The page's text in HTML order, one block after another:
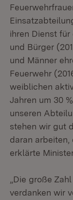
ihren Dienst
und Bürger
und Männer
Feuerwehr
weiblichen
Jahren um 30
unseren
stehen wir gut
daran arbeiten,
erklärte
„Die große
verdanken wir